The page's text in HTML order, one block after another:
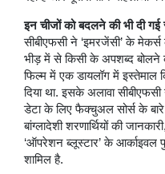
इन चीजों को बदलने की भी दी गई
सीबीएफसी ने ‘इमरजेंसी’ के
भीड़ में से किसी के अपशब्द बोलने
फिल्म में एक डायलॉग में इस्तेमाल
दिया था. इसके अलावा
डेटा के लिए फैक्चुअल सोर्स के
बांग्लादेशी शरणार्थियों की
‘ऑपरेशन ब्लूस्टार’ के
शामिल है.